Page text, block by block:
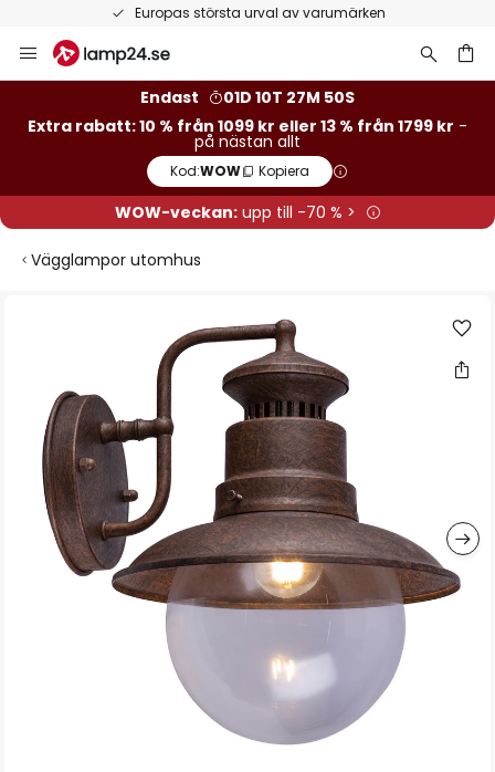
Europas största urval av varumärken
Hoppa
till
Endast
01D 10T 27M 50S
Extra rabatt: 10 % från 1099 kr eller 13 % från 1799 kr -
på nästan allt
Kod:WOW Kopiera
WOW-veckan:upp till -70 % >
Vägglampor utomhus
bildgalleriet